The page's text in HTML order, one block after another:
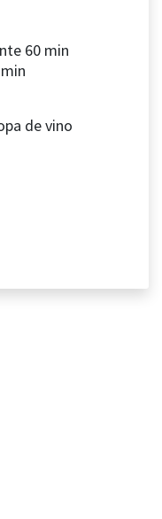
60 min
de vino